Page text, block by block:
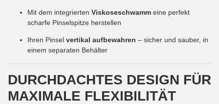
Mit dem integrierten Viskoseschwamm eine perfekt
scharfe Pinselspitze herstellen
Ihren Pinsel vertikal aufbewahren – sicher und sauber, in
einem separaten Behälter
DURCHDACHTES DESIGN FÜR
MAXIMALE FLEXIBILITÄT